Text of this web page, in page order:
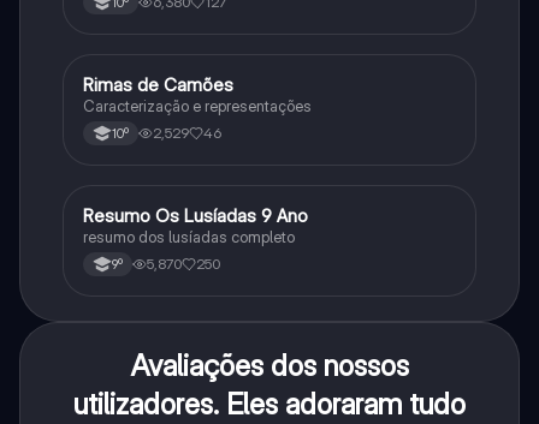
Português
Rimas de Camões
Caracterização e representações
10º 2,529 46
Português
Resumo Os Lusíadas 9 Ano
resumo dos lusíadas completo
9º 5,870 250
Avaliações dos nossos
utilizadores. Eles adoraram tudo